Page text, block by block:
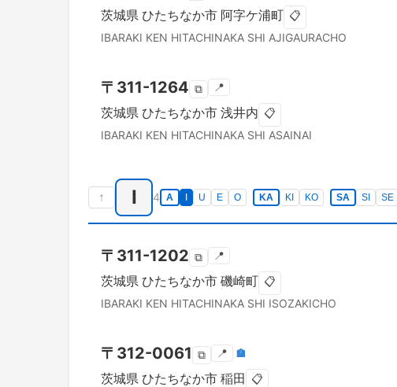
茨城県 ひたちなか市 阿字ケ浦町 📋
IBARAKI KEN HITACHINAKA SHI AJIGAURACHO
〒 311-1264 ⧉ 📍
茨城県 ひたちなか市 浅井内 📋
IBARAKI KEN HITACHINAKA SHI ASAINAI
↑ I 4 A U E O KA KI KO SA SI SE
〒 311-1202 ⧉ 📍
茨城県 ひたちなか市 磯崎町 📋
IBARAKI KEN HITACHINAKA SHI ISOZAKICHO
〒 312-0061 ⧉ 📍 🏣
茨城県 ひたちなか市 稲田 📋